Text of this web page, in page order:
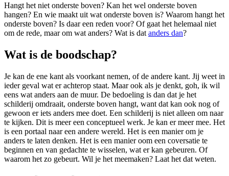
Hangt het niet onderste boven? Kan het wel onderste boven
hangen? En wie maakt uit wat onderste boven is? Waarom hangt het
onderste boven? Is daar een reden voor? Of gaat het helemaal niet
om de rede, maar om wat anders? Wat is dat anders dan?
Wat is de boodschap?
Je kan de ene kant als voorkant nemen, of de andere kant. Jij weet in
ieder geval wat er achterop staat. Maar ook als je denkt, goh, ik wil
eens wat anders aan de muur. De bedoeling is dan dat je het
schilderij omdraait, onderste boven hangt, want dat kan ook nog of
gewoon er iets anders mee doet. Een schilderij is niet alleen om naar
te kijken. Dit is meer een conceptueel werk. Je kan er meer mee. Het
is een portaal naar een andere wereld. Het is een manier om je
anders te laten denken. Het is een manier oom een coversatie te
beginnen en van gedachte te wisselen, wat er kan gebeuren. Of
waarom het zo gebeurt. Wil je het meemaken? Laat het dat weten.